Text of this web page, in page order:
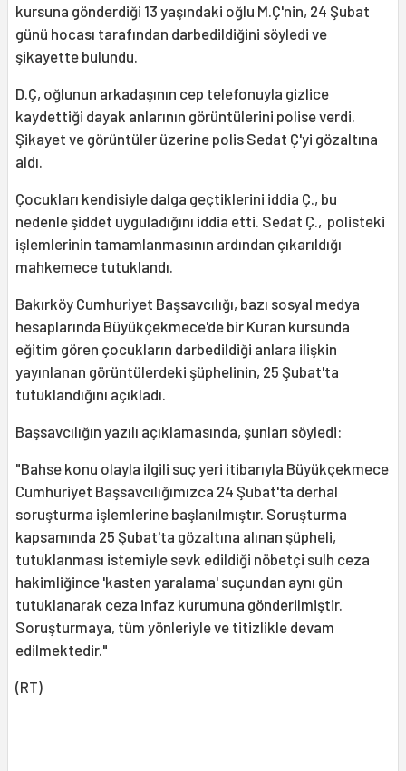
kursuna gönderdiği 13 yaşındaki oğlu M.Ç'nin, 24 Şubat
günü hocası tarafından darbedildiğini söyledi ve
şikayette bulundu.
D.Ç, oğlunun arkadaşının cep telefonuyla gizlice
kaydettiği dayak anlarının görüntülerini polise verdi.
Şikayet ve görüntüler üzerine polis Sedat Ç'yi gözaltına
aldı.
Çocukları kendisiyle dalga geçtiklerini iddia Ç., bu
nedenle şiddet uyguladığını iddia etti. Sedat Ç., polisteki
işlemlerinin tamamlanmasının ardından çıkarıldığı
mahkemece tutuklandı.
Bakırköy Cumhuriyet Başsavcılığı, bazı sosyal medya
hesaplarında Büyükçekmece'de bir Kuran kursunda
eğitim gören çocukların darbedildiği anlara ilişkin
yayınlanan görüntülerdeki şüphelinin, 25 Şubat'ta
tutuklandığını açıkladı.
Başsavcılığın yazılı açıklamasında, şunları söyledi:
"Bahse konu olayla ilgili suç yeri itibarıyla Büyükçekmece
Cumhuriyet Başsavcılığımızca 24 Şubat'ta derhal
soruşturma işlemlerine başlanılmıştır. Soruşturma
kapsamında 25 Şubat'ta gözaltına alınan şüpheli,
tutuklanması istemiyle sevk edildiği nöbetçi sulh ceza
hakimliğince 'kasten yaralama' suçundan aynı gün
tutuklanarak ceza infaz kurumuna gönderilmiştir.
Soruşturmaya, tüm yönleriyle ve titizlikle devam
edilmektedir."
(RT)